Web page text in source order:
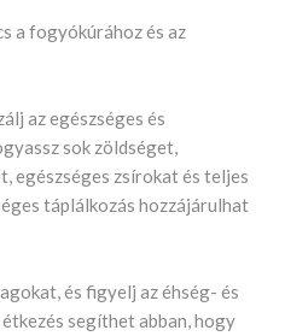
a fogyókúrához és az
az egészséges és
sok zöldséget,
egészséges zsírokat és teljes
táplálkozás hozzájárulhat
és figyelj az éhség- és
segíthet abban, hogy